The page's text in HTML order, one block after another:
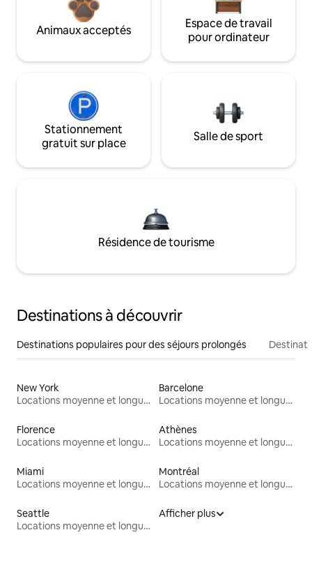
Animaux acceptés
Espace de travail
pour ordinateur
Stationnement
gratuit sur place
Salle de sport
Résidence de tourisme
Destinations à découvrir
Destinations populaires pour des séjours prolongés
New York
Locations moyenne et longue durée
Barcelone
Locations moyenne et longue durée
Florence
Locations moyenne et longue durée
Athènes
Locations moyenne et longue durée
Miami
Locations moyenne et longue durée
Montréal
Locations moyenne et longue durée
Seattle
Locations moyenne et longue durée
Afficher plus